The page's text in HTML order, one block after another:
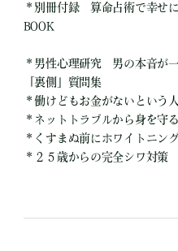
＊別冊付録 算命占術で幸せ
BOOK
＊男性心理研究 男の本音が
「裏側」質問集
＊働けどもお金がないとい
＊ネットトラブルから身を守る
＊くすまぬ前にホワイトニング
＊２５歳からの完全シワ